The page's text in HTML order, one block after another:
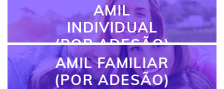
AMIL
INDIVIDUAL
(POR ADESÃO)
AMIL FAMILIAR
(POR ADESÃO)